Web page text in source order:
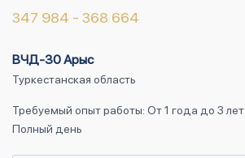
347 984 - 368 664
ВЧД-30 Арыс
Туркестанская область
Требуемый опыт работы: От 1 года до 3 лет
Полный день